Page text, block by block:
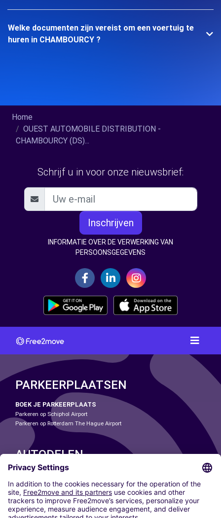
Welke documenten zijn vereist om een voertuig te
huren in CHAMBOURCY ?
Home
OUEST AUTOMOBILE DISTRIBUTION -
CHAMBOURCY (DS)...
Schrijf u in voor onze nieuwsbrief:
Inschrijven
INFORMATIE OVER DE VERWERKING VAN
PERSOONSGEGEVENS
PARKEERPLAATSEN
BOEK JE PARKEERPLAATS
Parkeren op Schiphol Airport
Parkeren op Rotterdam The Hague Airport
AUTODELEN
ONZE STEDEN
Paris
Madrid
Washington DC
Milaan